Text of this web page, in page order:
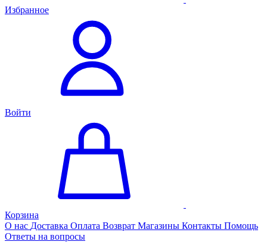
Избранное
Войти
Корзина
О нас Доставка Оплата Возврат Магазины Контакты Помощь
Ответы на вопросы